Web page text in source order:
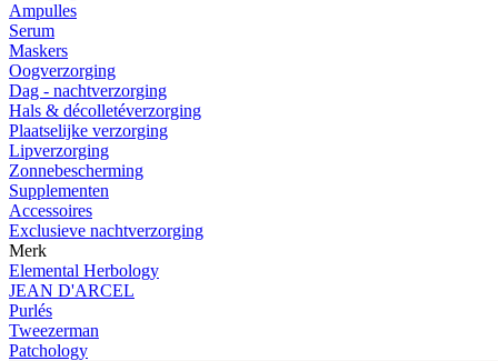
Ampulles
Serum
Maskers
Oogverzorging
Dag - nachtverzorging
Hals & décolletéverzorging
Plaatselijke verzorging
Lipverzorging
Zonnebescherming
Supplementen
Accessoires
Exclusieve nachtverzorging
Merk
Elemental Herbology
JEAN D'ARCEL
Purlés
Tweezerman
Patchology